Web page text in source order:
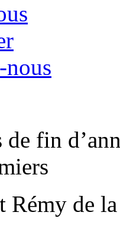
nous
de fin
Rémy de